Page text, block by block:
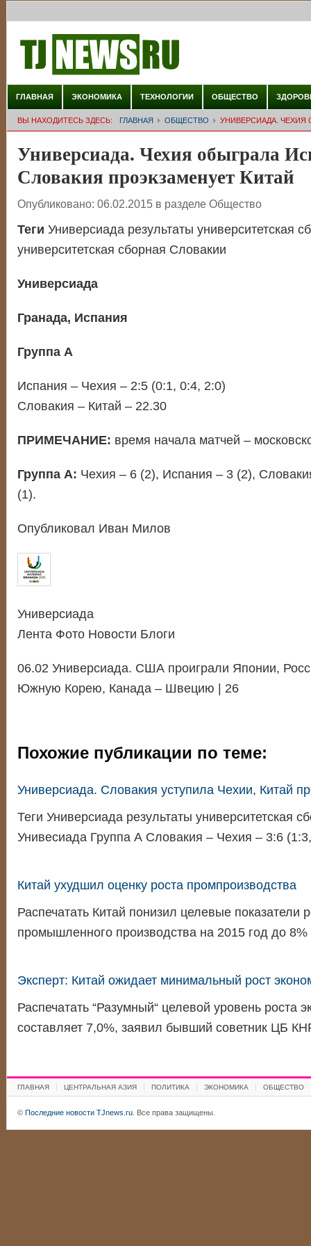
ГЛАВНАЯ ЭКОНОМИКА ТЕХНОЛОГИИ ОБЩЕСТВО
ВЫ НАХОДИТЕСЬ ЗДЕСЬ: ГЛАВНАЯ ОБЩЕСТВО УНИВЕРСИАДА. ЧЕХИЯ
Универсиада. Чехия обыграла
Словакия проэкзаменует Китай
Опубликовано: 06.02.2015 в разделе Общество
Теги Универсиада результаты университетская
университетская сборная Словакии
Универсиада
Гранада, Испания
Группа А
Испания – Чехия – 2:5 (0:1, 0:4, 2:0)
Словакия – Китай – 22.30
ПРИМЕЧАНИЕ: время начала матчей –
Группа А: Чехия – 6 (2), Испания – 3 (2),
(1).
Опубликовал Иван Милов
Универсиада
Лента Фото Новости Блоги
06.02 Универсиада. США проиграли Японии,
Южную Корею, Канада – Швецию | 26
Похожие публикации по теме:
Универсиада. Словакия уступила Чехии, Китай
Теги Универсиада результаты университетская
Унивесиада Группа А Словакия – Чехия – 3:6
Китай ухудшил оценку роста промпроизводства
Распечатать Китай понизил целевые показатели
промышленного производства на 2015 год до
Эксперт: Китай ожидает минимальный рост
Распечатать “Разумный“ целевой уровень роста
составляет 7,0%, заявил бывший советник ЦБ
ГЛАВНАЯ ЦЕНТРАЛЬНАЯ АЗИЯ ПОЛИТИКА ЭКОНОМИКА ОБЩЕСТВО
© Последние новости TJnews.ru. Все права защищены.